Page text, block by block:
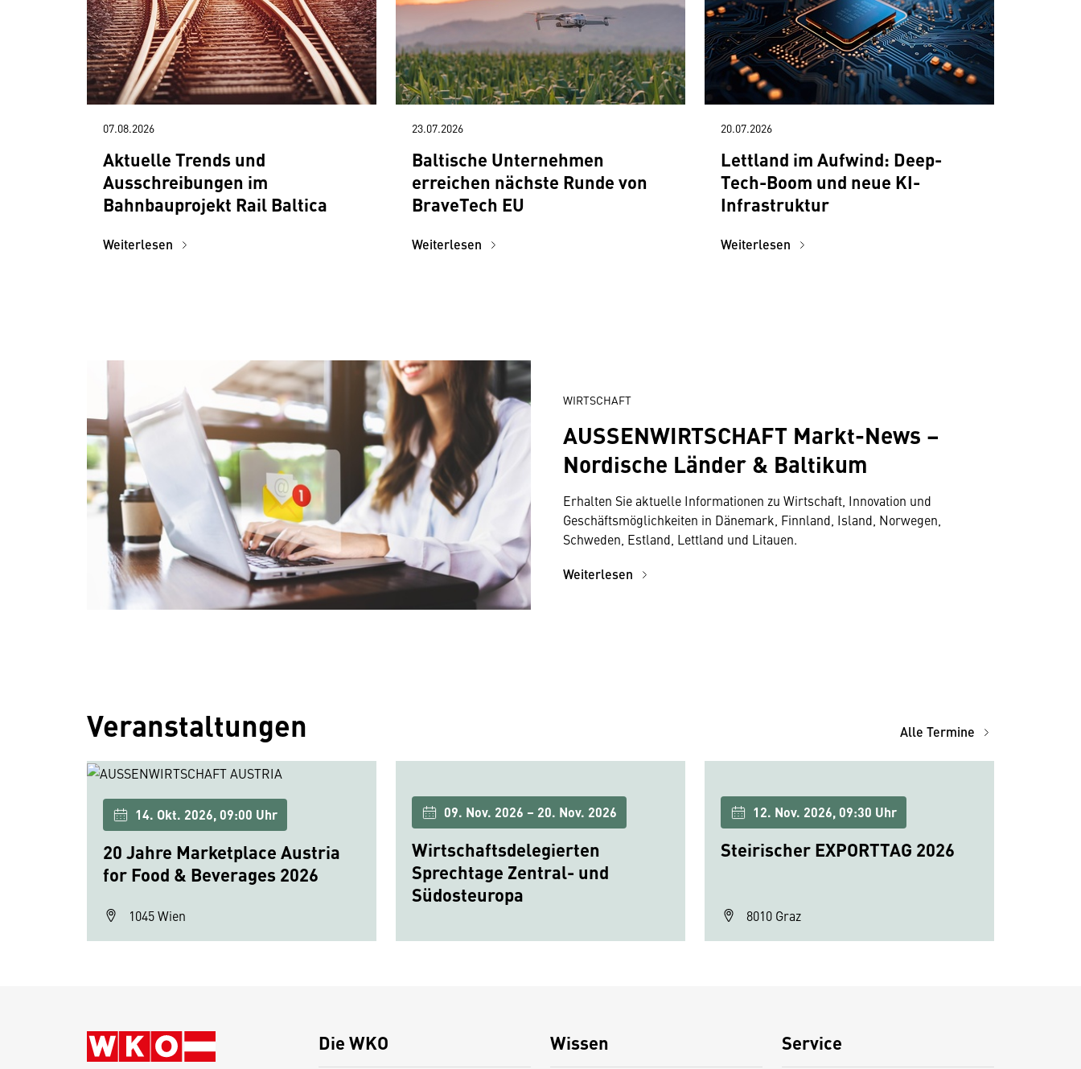
07.08.2026
Aktuelle Trends und
Ausschreibungen im
Bahnbauprojekt Rail Baltica
Weiterlesen
23.07.2026
Baltische Unternehmen
erreichen nächste Runde von
BraveTech EU
Weiterlesen
20.07.2026
Lettland im Aufwind: Deep-
Tech-Boom und neue KI-
Infrastruktur
Weiterlesen
WIRTSCHAFT
AUSSENWIRTSCHAFT Markt-News –
Nordische Länder & Baltikum
Erhalten Sie aktuelle Informationen zu Wirtschaft, Innovation und
Geschäftsmöglichkeiten in Dänemark, Finnland, Island, Norwegen,
Schweden, Estland, Lettland und Litauen.
Weiterlesen
Veranstaltungen Alle Termine
14. Okt. 2026, 09:00 Uhr
20 Jahre Marketplace Austria
for Food & Beverages 2026
1045 Wien
09. Nov. 2026 – 20. Nov. 2026
Wirtschaftsdelegierten
Sprechtage Zentral- und
Südosteuropa
12. Nov. 2026, 09:30 Uhr
Steirischer EXPORTTAG 2026
8010 Graz
Die WKO Wissen Service